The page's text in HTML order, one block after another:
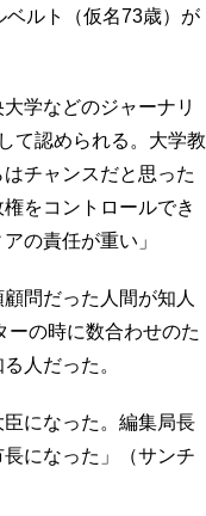
ルト（仮名73歳）が
学などのジャーナリ
て認められる。大学教
チャンスだと思った
をコントロールでき
の責任が重い」
問だった人間が知人
ーの時に数合わせのた
人だった。
になった。編集局長
になった」（サンチ